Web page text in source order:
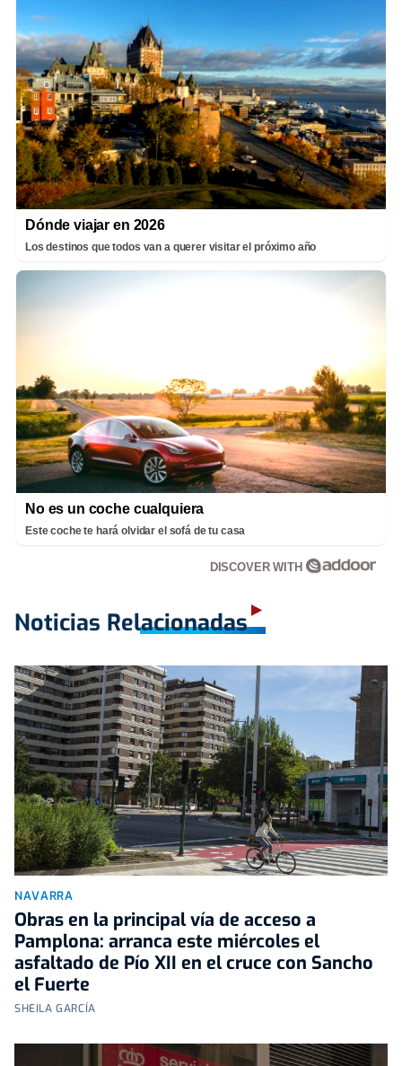
Dónde viajar en 2026
Los destinos que todos van a querer visitar el próximo año
No es un coche cualquiera
Este coche te hará olvidar el sofá de tu casa
DISCOVER WITH
Noticias Relacionadas
NAVARRA
Obras en la principal vía de acceso a
Pamplona: arranca este miércoles el
asfaltado de Pío XII en el cruce con Sancho
el Fuerte
SHEILA GARCÍA